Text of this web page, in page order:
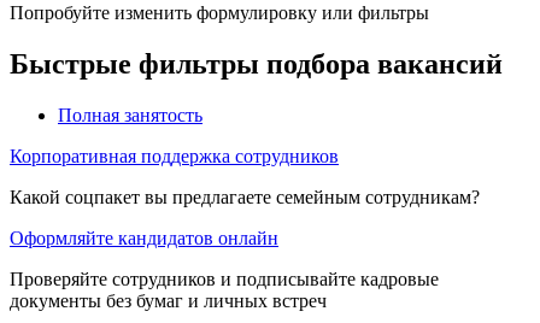
Попробуйте изменить формулировку или фильтры
Быстрые фильтры подбора вакансий
Полная занятость
Корпоративная поддержка сотрудников
Какой соцпакет вы предлагаете семейным сотрудникам?
Оформляйте кандидатов онлайн
Проверяйте сотрудников и подписывайте кадровые
документы без бумаг и личных встреч